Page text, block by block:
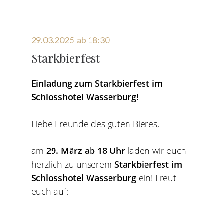
29.03.2025 ab 18:30
Starkbierfest
Einladung zum Starkbierfest im
Schlosshotel Wasserburg!
Liebe Freunde des guten Bieres,
am29. März ab 18 Uhr laden wir euch
herzlich zu unseremStarkbierfest im
Schlosshotel Wasserburg ein! Freut
euch auf: